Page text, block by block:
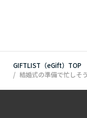
GIFTLIST（eGift）TOP
結婚式の準備で忙しそ